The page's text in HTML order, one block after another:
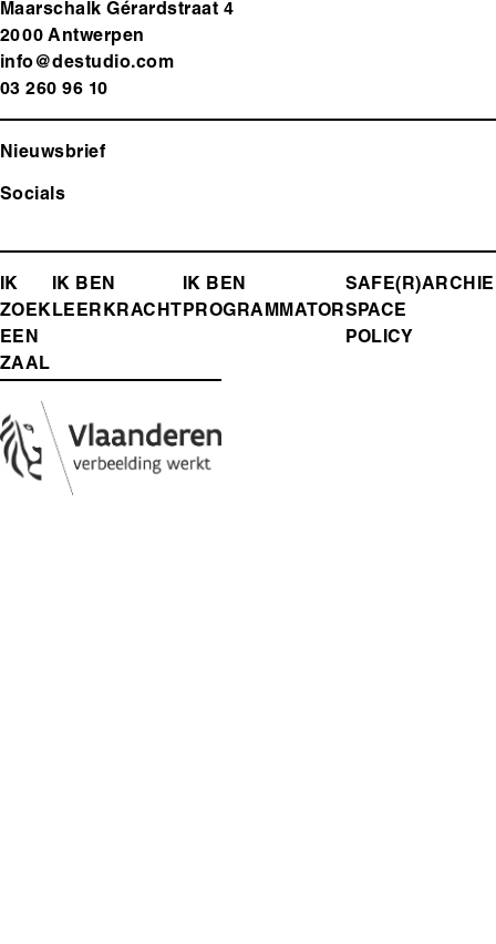
Maarschalk Gérardstraat 4
2000 Antwerpen
info@destudio.com
03 260 96 10
Nieuwsbrief
Socials
FOOTER-
MENU
IK
ZOEK
EEN
ZAAL
IK BEN
LEERKRACHT
IK BEN
PROGRAMMATOR
SAFE(R)
SPACE
POLICY
Media
Afbeelding